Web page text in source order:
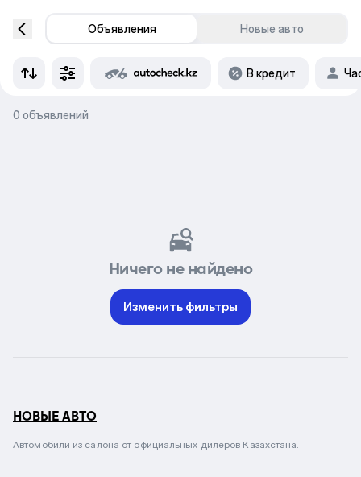
Объявления Новые авто
В кредит
0 объявлений
Ничего не найдено
Изменить фильтры
НОВЫЕ АВТО
Автомобили из салона от официальных дилеров Казахстана.